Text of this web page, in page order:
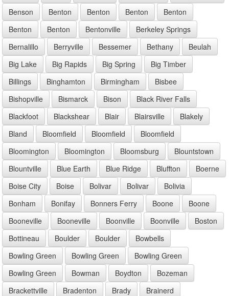
Benson
Benton Benton Benton
Benton
Benton
Benton Bentonville
Berkeley Springs
Bernalillo
Berryville Bessemer Bethany
Beulah
Big Lake
Big Rapids Big Spring
Big Timber
Billings
Binghamton Birmingham
Bisbee
Bishopville
Bismarck Bison
Black River Falls
Blackfoot
Blackshear Blair Blairsville
Blakely
Bland
Bloomfield Bloomfield
Bloomfield
Bloomington
Bloomington Bloomsburg
Blountstown
Blountville
Blue Earth Blue Ridge Bluffton
Boerne
Boise City
Boise Bolivar Bolivar
Bolivia
Bonham
Bonifay Bonners Ferry Boone
Boone
Booneville
Booneville Boonville Boonville
Boston
Bottineau
Boulder Boulder
Bowbells
Bowling Green
Bowling Green
Bowling Green
Bowling Green
Bowman Boydton
Bozeman
Brackettville
Bradenton Brady
Brainerd